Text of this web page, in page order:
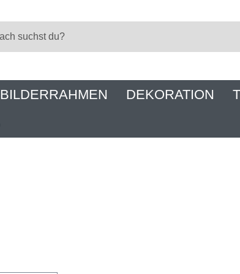
BILDERRAHMEN DEKORATION